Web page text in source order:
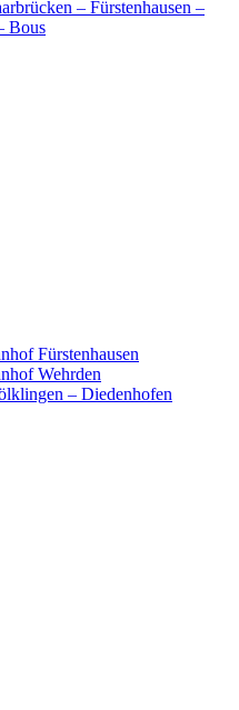
– Fürstenhausen –
Bous
Fürstenhausen
Wehrden
– Diedenhofen